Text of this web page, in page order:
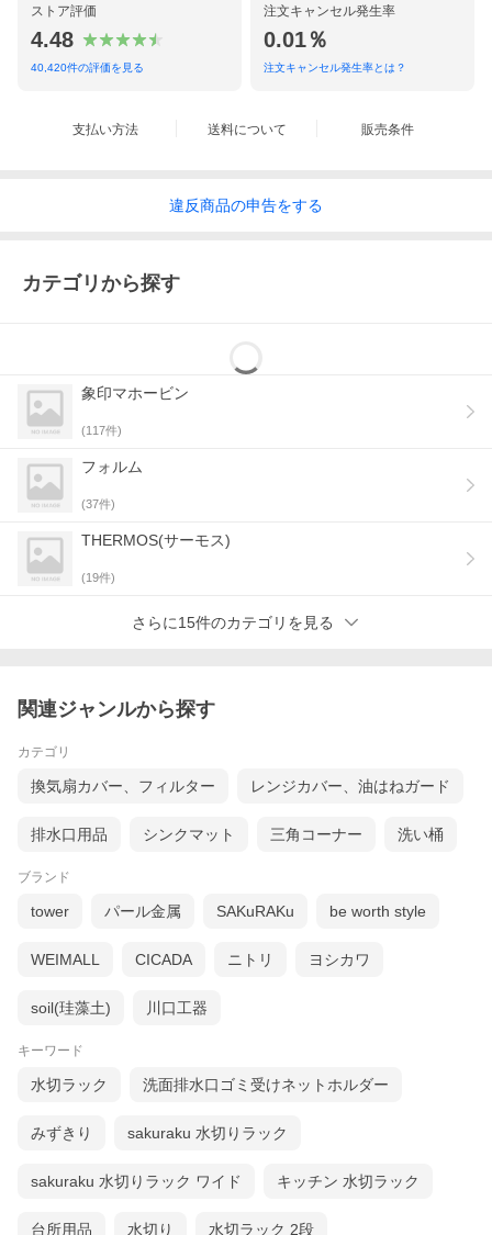
ストア評価
4.48
40,420件の評価を見る
注文キャンセル発生率
0.01％
注文キャンセル発生率とは？
支払い方法 送料について 販売条件
違反商品の申告をする
カテゴリから探す
象印マホービン
(117件)
フォルム
(37件)
THERMOS(サーモス)
(19件)
さらに15件のカテゴリを見る
関連ジャンルから探す
カテゴリ
換気扇カバー、フィルター レンジカバー、油はねガード
排水口用品 シンクマット 三角コーナー 洗い桶
ブランド
tower パール金属 SAKuRAKu be worth style
WEIMALL CICADA ニトリ ヨシカワ
soil(珪藻土) 川口工器
キーワード
水切ラック 洗面排水口ゴミ受けネットホルダー
みずきり sakuraku 水切りラック
sakuraku 水切りラック ワイド キッチン 水切ラック
台所用品 水切り 水切ラック 2段